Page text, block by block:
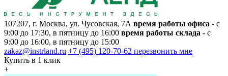
107207, г. Москва, ул. Чусовская, 7А время работы офиса - с
9:00 до 17:30, в пятницу до 16:00 время работы склада - с
9:00 до 16:00, в пятницу до 15:00
zakaz@instrland.ru +7 (495) 120-70-62 перезвонить мне
Купить в 1 клик
+